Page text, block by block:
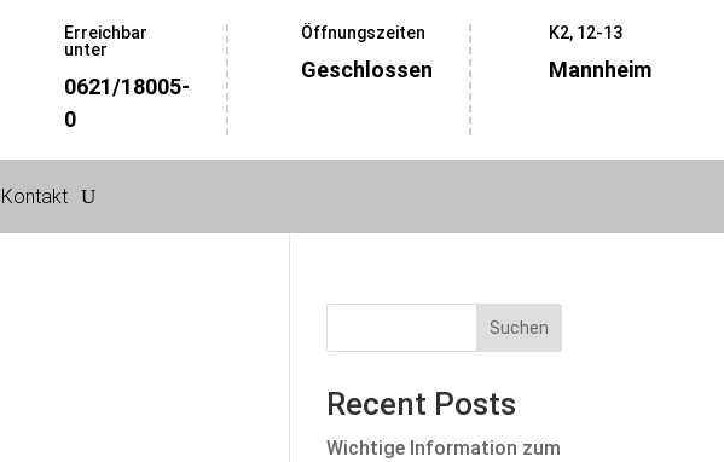
Erreichbar
unter
0621/18005-
0
Öffnungszeiten
Geschlossen
K2, 12-13
Mannheim
Kontakt
Suchen
Recent Posts
Wichtige Information zum